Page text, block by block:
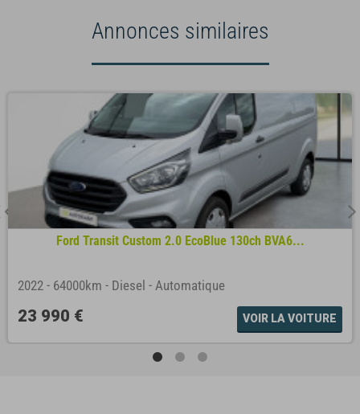
Annonces similaires
Ford Transit Custom 2.0 EcoBlue 130ch BVA6...
2022 - 64000km - Diesel - Automatique
23 990 € VOIR LA VOITURE